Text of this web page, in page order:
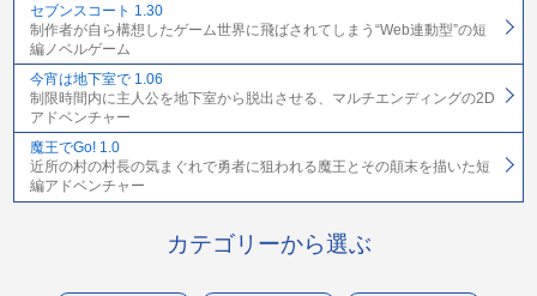
セブンスコート 1.30
制作者が自ら構想したゲーム世界に飛ばされてしまう“Web連動型”の短
編ノベルゲーム
今宵は地下室で 1.06
制限時間内に主人公を地下室から脱出させる、マルチエンディングの2D
アドベンチャー
魔王でGo! 1.0
近所の村の村長の気まぐれで勇者に狙われる魔王とその顛末を描いた短
編アドベンチャー
カテゴリーから選ぶ